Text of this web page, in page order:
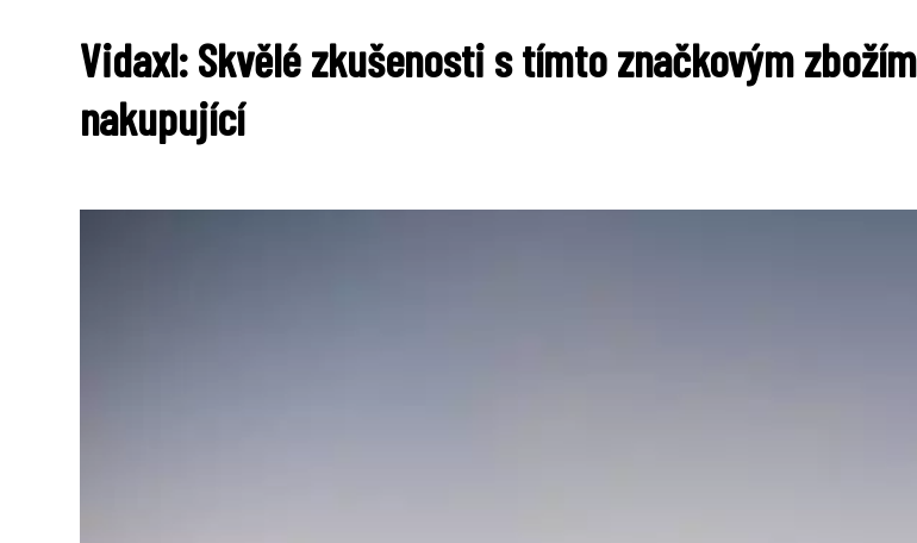
Vidaxl: Skvělé zkušenosti s tímto značkovým
nakupující